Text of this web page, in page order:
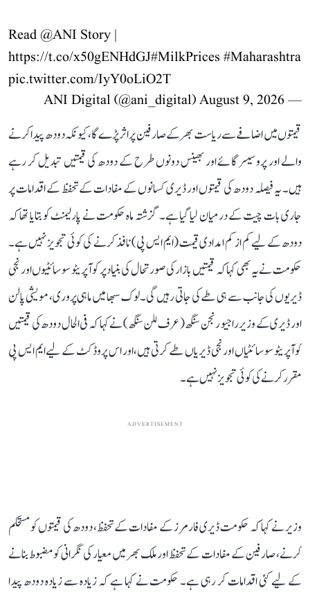
Read @ANI Story |
https://t.co/x50gENHdGJ#MilkPrices #Maharashtra
pic.twitter.com/IyY0oLiO2T
— ANI Digital (@ani_digital)
August 9, 2026
قیمتوں میں اضافے سے ریاست بھر کے صارفین پر اثر پڑے گا، کیونکہ دودھ پیدا کرنے
والے اور پروسیسر گائے اور بھینس دونوں طرح کے دودھ کی قیمتیں تبدیل کر رہے
ہیں۔ یہ فیصلہ دودھ کی قیمتوں اور ڈیری کسانوں کے مفادات کے تحفظ کے اقدامات پر
جاری بات چیت کے درمیان لیا گیا ہے۔ گزشتہ ماہ حکومت نے پارلیمنٹ کو بتایا تھا کہ
دودھ کے لیے کم از کم امدادی قیمت (ایم ایس پی) نافذ کرنے کی کوئی تجویز نہیں ہے۔
حکومت نے یہ بھی کہا کہ قیمتیں بازار کی صورتحال کی بنیاد پر کوآپریٹو سوسائٹیوں اور نجی
ڈیریوں کی جانب سے ہی طے کی جاتی رہیں گی۔ لوک سبھا میں ماہی پروری، مویشی پالن
اور ڈیری کے وزیر راجیو رنجن سنگھ (عرف للن سنگھ) نے کہا کہ فی الحال دودھ کی قیمتیں
کوآپریٹو سوسائٹیاں اور نجی ڈیریاں طے کرتی ہیں، اور اس پروڈکٹ کے لیے ایم ایس پی
مقرر کرنے کی کوئی تجویز نہیں ہے۔
ADVERTISEMENT
وزیر نے کہا کہ حکومت ڈیری فارمرز کے مفادات کے تحفظ، دودھ کی قیمتوں کو مستحکم
کرنے، صارفین کے مفادات کے تحفظ اور ملک بھر میں معیار کی نگرانی کو مضبوط بنانے
کے لیے کئی اقدامات کر رہی ہے۔ حکومت نے کہا ہے کہ زیادہ سے زیادہ دودھ پیدا